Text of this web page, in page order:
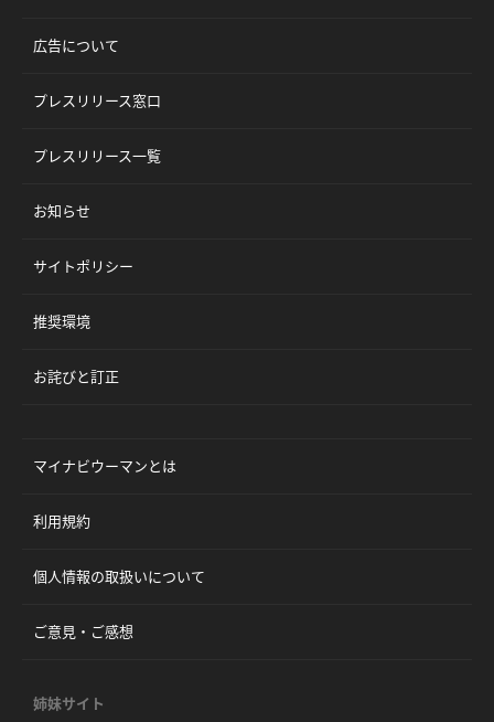
広告について
プレスリリース窓口
プレスリリース一覧
お知らせ
サイトポリシー
推奨環境
お詫びと訂正
マイナビウーマンとは
利用規約
個人情報の取扱いについて
ご意見・ご感想
姉妹サイト